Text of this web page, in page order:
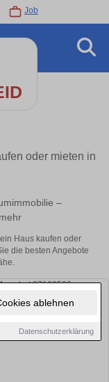
ablehnen
Datenschutzerklärung
Job
oder mieten in
–
Haus kaufen oder
die besten Angebote